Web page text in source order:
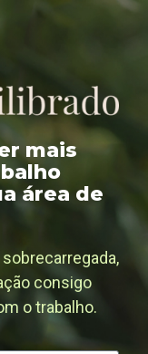
mais
área de
consigo
o trabalho.